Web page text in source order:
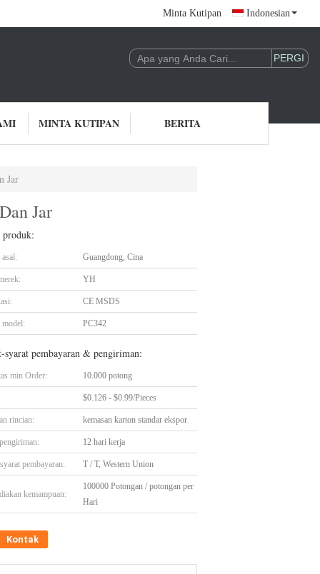
Minta Kutipan Indonesian
MINTA KUTIPAN BERITA
Jar
Jar
Guangdong, Cina
YH
CE MSDS
PC342
syarat pembayaran & pengiriman:
min Order: 10.000 potong
$0.126 - $0.99/Pieces
rincian: kemasan karton standar ekspor
12 hari kerja
pembayaran: T / T, Western Union
kemampuan:
100000 Potongan / potongan per
Hari
Kontak